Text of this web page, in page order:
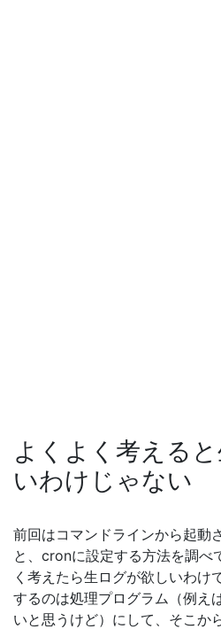
よくよく考える
いわけじゃない
前回はコマンドラインから起動
と、cronに設定する方法を調べ
く考えたら生ログが欲しいわけ
するのは処理プログラム（例え
いと思うけど）にして、そこか